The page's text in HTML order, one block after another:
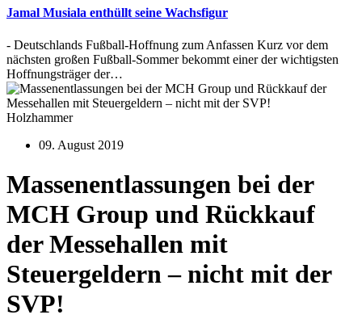
Jamal Musiala enthüllt seine Wachsfigur
- Deutschlands Fußball-Hoffnung zum Anfassen Kurz vor dem
nächsten großen Fußball-Sommer bekommt einer der wichtigsten
Hoffnungsträger der…
Holzhammer
09. August 2019
Massenentlassungen bei der
MCH Group und Rückkauf
der Messehallen mit
Steuergeldern – nicht mit der
SVP!